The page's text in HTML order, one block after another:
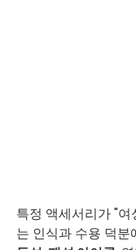
특정 액세서리가 "
는 인식과 수용 덕